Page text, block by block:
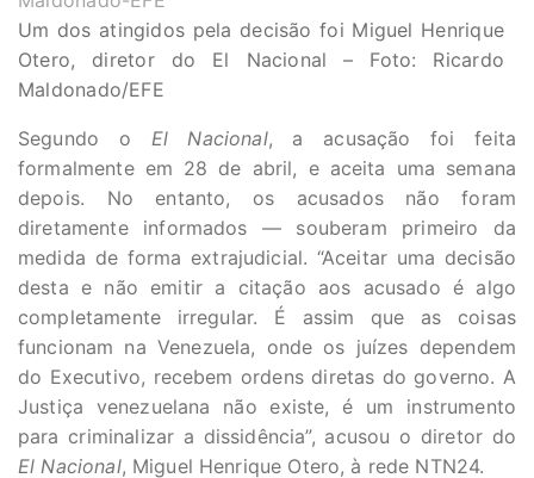
Um dos atingidos pela decisão foi Miguel Henrique
Otero, diretor do El Nacional – Foto: Ricardo
Maldonado/EFE
Segundo o El Nacional, a acusação foi feita
formalmente em 28 de abril, e aceita uma semana
depois. No entanto, os acusados não foram
diretamente informados — souberam primeiro da
medida de forma extrajudicial. “Aceitar uma decisão
desta e não emitir a citação aos acusado é algo
completamente irregular. É assim que as coisas
funcionam na Venezuela, onde os juízes dependem
do Executivo, recebem ordens diretas do governo. A
Justiça venezuelana não existe, é um instrumento
para criminalizar a dissidência”, acusou o diretor do
El Nacional, Miguel Henrique Otero, à rede NTN24.